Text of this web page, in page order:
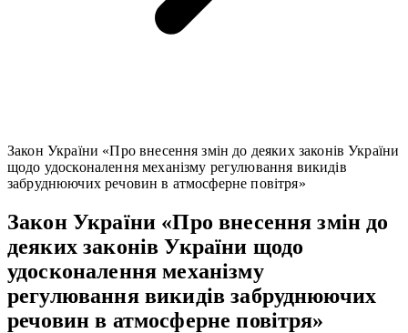
Закон України «Про внесення змін до деяких законів України
щодо удосконалення механізму регулювання викидів
забруднюючих речовин в атмосферне повітря»
Закон України «Про внесення змін до
деяких законів України щодо
удосконалення механізму
регулювання викидів забруднюючих
речовин в атмосферне повітря»